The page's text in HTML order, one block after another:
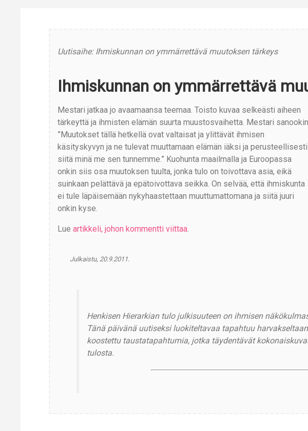
Uutisaihe: Ihmiskunnan on ymmärrettävä muutoksen tärkeys
Ihmiskunnan on ymmärrettävä
Mestari jatkaa jo avaamaansa teemaa. Toisto kuvaa selkeästi aiheen
tärkeyttä ja ihmisten elämän suurta muustosvaihetta. Mestari
”Muutokset tällä hetkellä ovat valtaisat ja ylittävät ihmisen
käsityskyvyn ja ne tulevat muuttamaan elämän iäksi ja perusteellisesti
siitä minä me sen tunnemme.” Kuohunta maailmalla ja Euroopassa
onkin siis osa muutoksen tuulta, jonka tulo on toivottava asia, eikä
suinkaan pelättävä ja epätoivottava seikka. On selvää, että ihmiskunta
ei tule läpäisemään nykyhaastettaan muuttumattomana ja siitä juuri
onkin kyse.
Lue artikkeli, johon kommentti viittaa.
Julkaistu, 20.9.2011.
Henkisen Hierarkian tulo julkisuuteen on ihmisen
Tänä päivänä uutiseksi luokiteltavaa tapahtuu
koostettu taustatapahtumia, jotka täydentävät
tulosta.